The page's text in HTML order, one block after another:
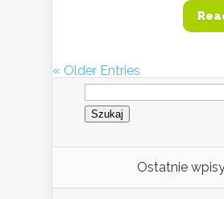
« Older Entries
Szukaj:
Ostatnie